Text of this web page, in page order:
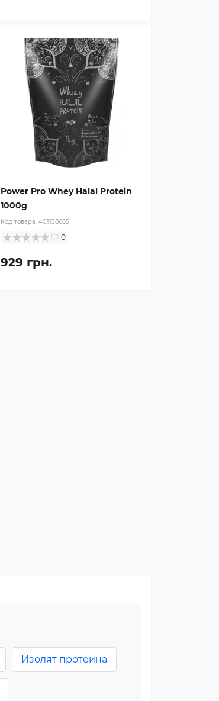
Power Pro Whey Halal Protein
1000g
Код товара:401138665
0
929 грн.
Изолят протеина